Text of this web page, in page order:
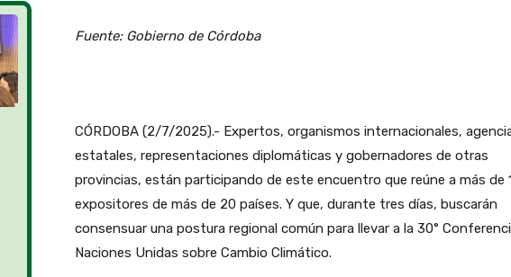
Fuente: Gobierno de Córdoba
CÓRDOBA (2/7/2025).- Expertos, organismos internacionales,
estatales, representaciones diplomáticas y gobernadores de otras
provincias, están participando de este encuentro que reúne a más de
expositores de más de 20 países. Y que, durante tres días, buscarán
consensuar una postura regional común para llevar a la 30°
Naciones Unidas sobre Cambio Climático.